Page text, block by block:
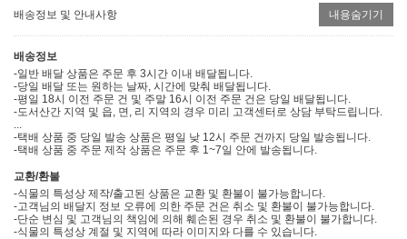
배송정보 및 안내사항 내용숨기기
배송정보
-일반 배달 상품은 주문 후 3시간 이내 배달됩니다.
-당일 배달 또는 원하는 날짜, 시간에 맞춰 배달됩니다.
-평일 18시 이전 주문 건 및 주말 16시 이전 주문 건은 당일 배달됩니다.
-도서산간 지역 및 읍, 면, 리 지역의 경우 미리 고객센터로 상담 부탁드립니다.
-택배 상품 중 당일 발송 상품은 평일 낮 12시 주문 건까지 당일 발송됩니다.
-택배 상품 중 주문 제작 상품은 주문 후 1~7일 안에 발송됩니다.
교환/환불
-식물의 특성상 제작/출고된 상품은 교환 및 환불이 불가능합니다.
-고객님의 배달지 정보 오류에 의한 주문 건은 취소 및 환불이 불가능합니다.
-단순 변심 및 고객님의 책임에 의해 훼손된 경우 취소 및 환불이 불가합니다.
-식물의 특성상 계절 및 지역에 따라 이미지와 다를 수 있습니다.